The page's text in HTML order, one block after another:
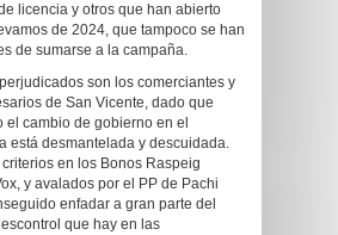
licencia y otros que han abierto
de 2024, que tampoco se han
de sumarse a la campaña.
son los comerciantes y
de San Vicente, dado que
el cambio de gobierno en el
está desmantelada y descuidada.
en los Bonos Raspeig
y avalados por el PP de Pachi
enfadar a gran parte del
que hay en las